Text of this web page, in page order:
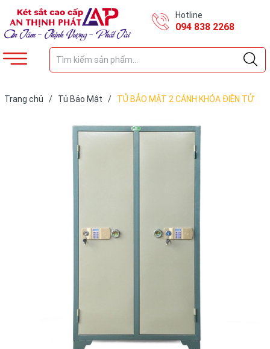
Hotline
094 838 2268
Trang chủ / Tủ Bảo Mật /
TỦ BẢO MẬT 2 CÁNH KHÓA ĐIỆN TỬ